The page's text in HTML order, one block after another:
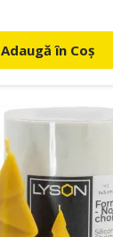
Adaugă în Coș